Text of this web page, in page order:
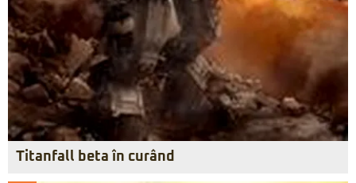
Titanfall beta în curând